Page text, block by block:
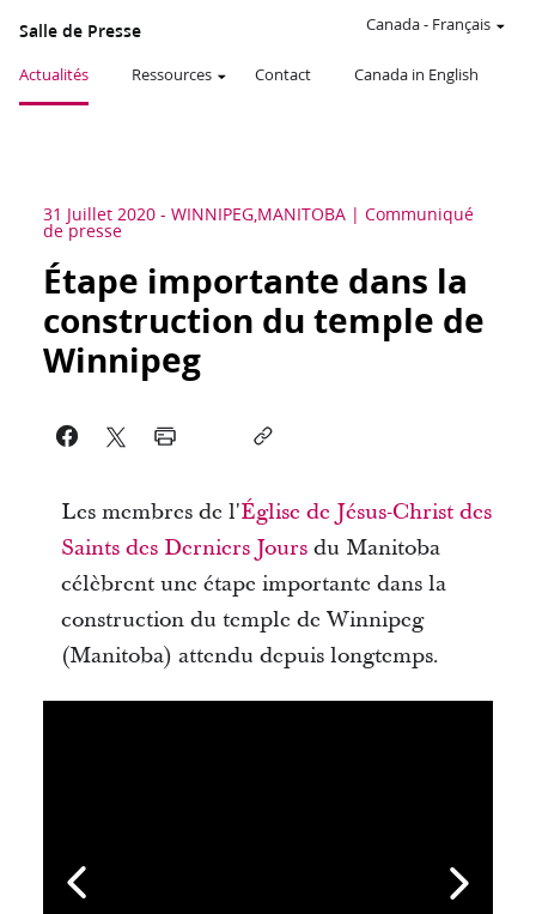
Salle de Presse
Actualités Ressources Contact Canada in English
Canada- Français
31 Juillet 2020 - WINNIPEG,MANITOBA Communiqué
de presse
Étape importante dans la
construction du temple de
Winnipeg
Les membres de l'Église de Jésus-Christ des
Saints des Derniers Joursdu Manitoba
célèbrent une étape importante dans la
construction du temple de Winnipeg
(Manitoba) attendu depuis longtemps.